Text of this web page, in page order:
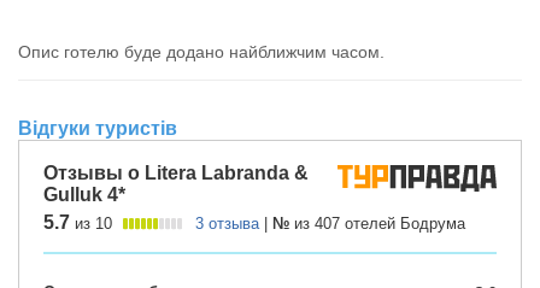
Опис готелю буде додано найближчим часом.
Відгуки туристів